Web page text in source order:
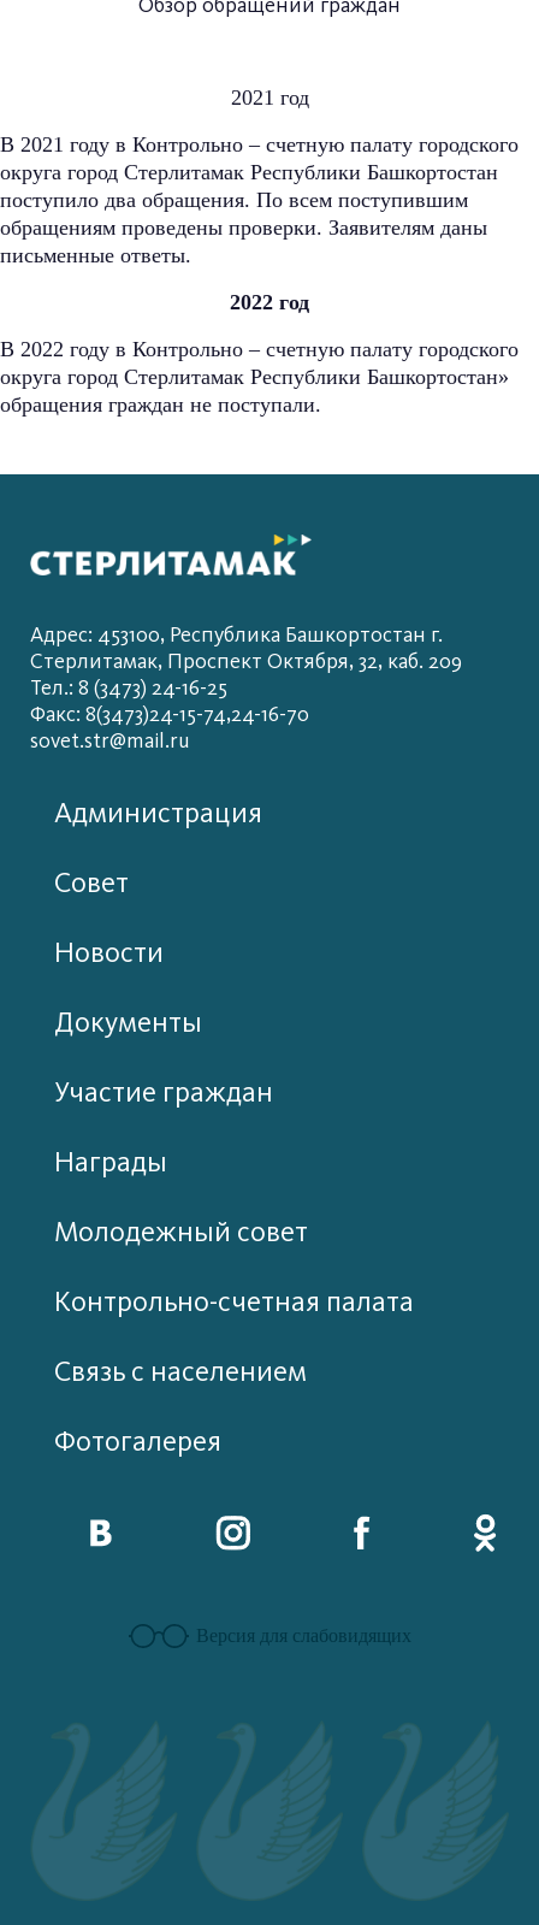
2021 год
В 2021 году в Контрольно – счетную палату городского
округа город Стерлитамак Республики Башкортостан
поступило два обращения. По всем поступившим
обращениям проведены проверки. Заявителям даны
письменные ответы.
2022 год
В 2022 году в Контрольно – счетную палату городского
округа город Стерлитамак Республики Башкортостан»
обращения граждан не поступали.
Адрес: 453100, Республика Башкортостан г.
Стерлитамак, Проспект Октября, 32, каб. 209
Тел.: 8 (3473) 24-16-25
Факс: 8(3473)24-15-74,24-16-70
sovet.str@mail.ru
Администрация
Совет
Новости
Документы
Участие граждан
Награды
Молодежный совет
Контрольно-счетная палата
Связь с населением
Фотогалерея
Версия для слабовидящих